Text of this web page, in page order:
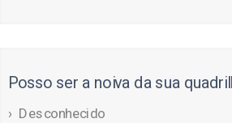
Posso ser a noiva da sua
Desconhecido